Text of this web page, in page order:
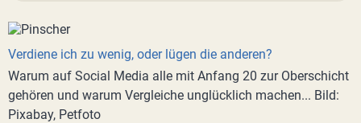
Verdiene ich zu wenig, oder lügen die anderen?
Warum auf Social Media alle mit Anfang 20 zur Oberschicht
gehören und warum Vergleiche unglücklich machen... Bild:
Pixabay, Petfoto